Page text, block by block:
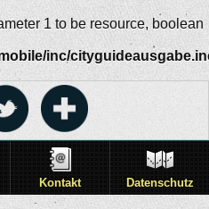
1 to be resource, boolean
inc/
Kontakt Datenschutz